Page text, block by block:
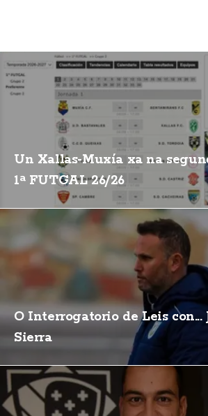
Un Xallas-Muxía xa na
1ª FUTGAL 26/26
O Interrogatorio de Leis con...
Sierra